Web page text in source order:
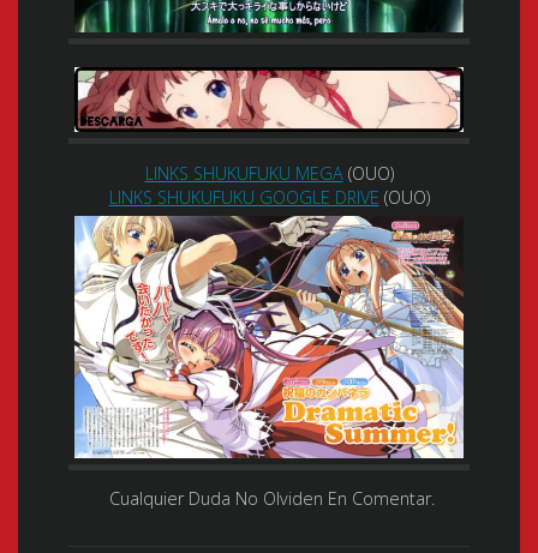
LINKS SHUKUFUKU MEGA (OUO)
LINKS SHUKUFUKU GOOGLE DRIVE (OUO)
Cualquier Duda No Olviden En Comentar.